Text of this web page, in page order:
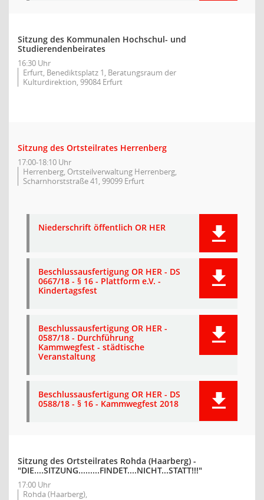
Sitzung des Kommunalen Hochschul- und
Studierendenbeirates
16:30 Uhr
Erfurt, Benediktsplatz 1, Beratungsraum der
Kulturdirektion, 99084 Erfurt
Sitzung des Ortsteilrates Herrenberg
17:00-18:10 Uhr
Herrenberg, Ortsteilverwaltung Herrenberg,
Scharnhorststraße 41, 99099 Erfurt
Niederschrift öffentlich OR HER
Beschlussausfertigung OR HER - DS
0667/18 - § 16 - Plattform e.V. -
Kindertagsfest
Beschlussausfertigung OR HER -
0587/18 - Durchführung
Kammwegfest - städtische
Veranstaltung
Beschlussausfertigung OR HER - DS
0588/18 - § 16 - Kammwegfest 2018
Sitzung des Ortsteilrates Rohda (Haarberg) -
"DIE....SITZUNG.........FINDET....NICHT...STATT!!!"
17:00 Uhr
Rohda (Haarberg),